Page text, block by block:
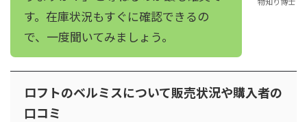
す。在庫状況もすぐに確認できるの
で、一度聞いてみましょう。
ロフトのベルミスについて販売状況や購入者の
口コミ